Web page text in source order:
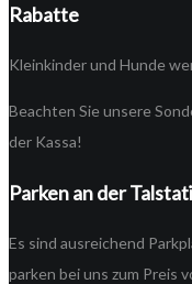
Rabatte
Kleinkinder und Hunde
Beachten Sie unsere
der Kassa!
Parken an der
Es sind ausreichend
parken bei uns zum Preis